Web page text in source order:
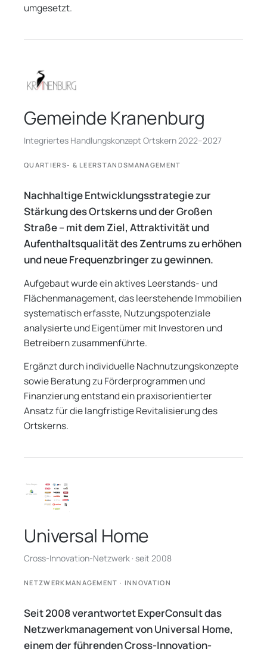
umgesetzt.
Gemeinde Kranenburg
Integriertes Handlungskonzept Ortskern 2022–2027
QUARTIERS- & LEERSTANDSMANAGEMENT
Nachhaltige Entwicklungsstrategie zur
Stärkung des Ortskerns und der Großen
Straße – mit dem Ziel, Attraktivität und
Aufenthaltsqualität des Zentrums zu erhöhen
und neue Frequenzbringer zu gewinnen.
Aufgebaut wurde ein aktives Leerstands- und
Flächenmanagement, das leerstehende Immobilien
systematisch erfasste, Nutzungspotenziale
analysierte und Eigentümer mit Investoren und
Betreibern zusammenführte.
Ergänzt durch individuelle Nachnutzungskonzepte
sowie Beratung zu Förderprogrammen und
Finanzierung entstand ein praxisorientierter
Ansatz für die langfristige Revitalisierung des
Ortskerns.
Universal Home
Cross-Innovation-Netzwerk · seit 2008
NETZWERKMANAGEMENT · INNOVATION
Seit 2008 verantwortet ExperConsult das
Netzwerkmanagement von Universal Home,
einem der führenden Cross-Innovation-